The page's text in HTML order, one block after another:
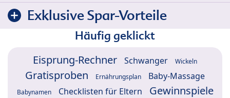
Exklusive Spar-Vorteile
Häufig geklickt
Eisprung-Rechner Schwanger Wickeln
Gratisproben Ernährungsplan Baby-Massage
Babynamen Checklisten für Eltern
Gewinnspiele